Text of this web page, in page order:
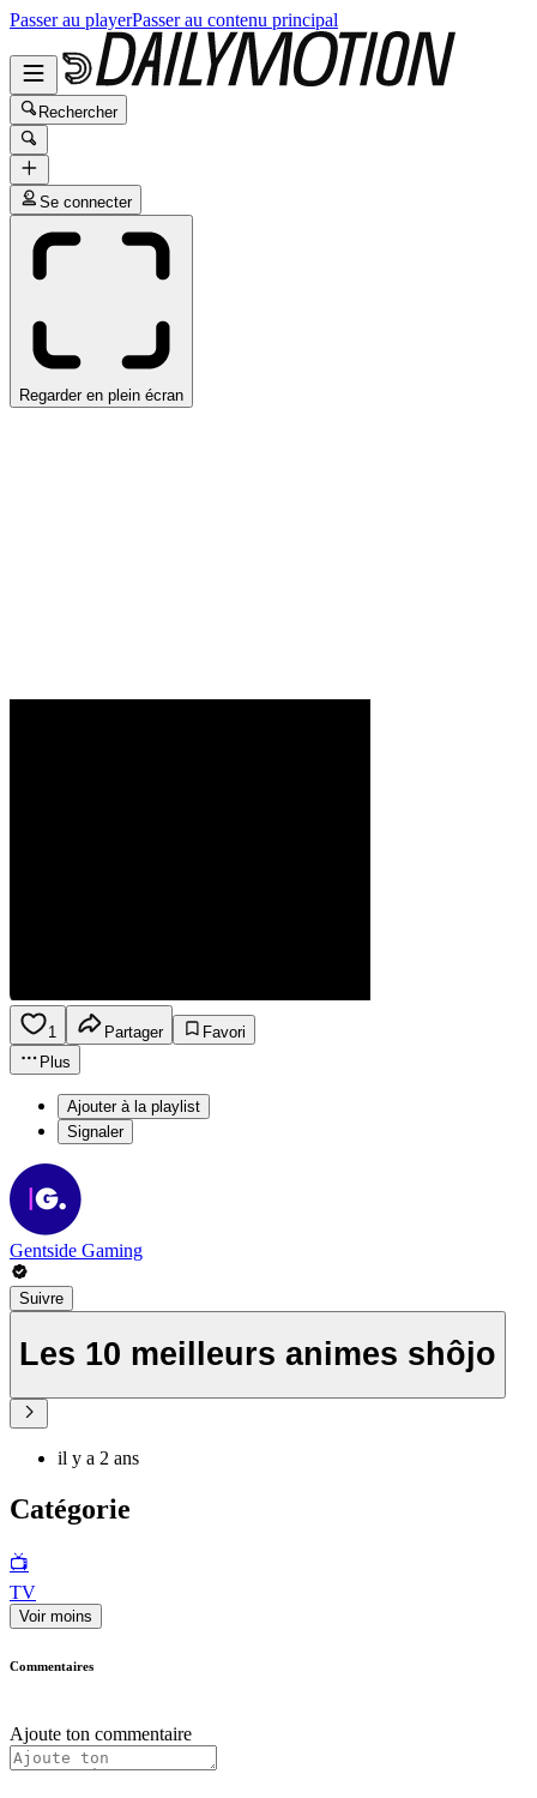
Passer au playerPasser au contenu principal
Rechercher
Se connecter
Regarder en plein écran
1 Partager
Favori
Plus
Ajouter à la playlist
Signaler
Gentside Gaming
Suivre
Les 10 meilleurs animes shôjo
il y a 2 ans
Catégorie
📺
TV
Voir moins
Commentaires
Ajoute ton commentaire